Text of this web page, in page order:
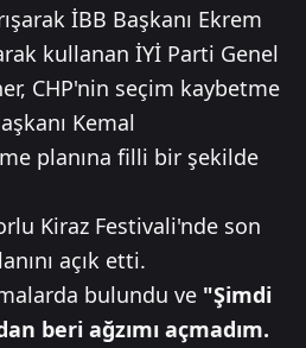
İBB Başkanı Ekrem
kullanan İYİ Parti Genel
CHP'nin seçim kaybetme
Kemal
planına filli bir şekilde
Kiraz Festivali'nde son
açık etti.
bulundu ve "Şimdi
beri ağzımı açmadım.